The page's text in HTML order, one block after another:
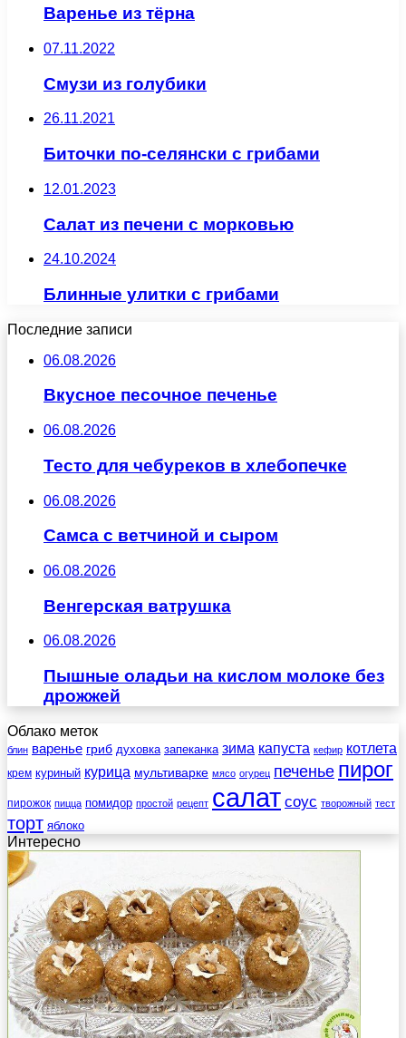
Варенье из тёрна
07.11.2022
Смузи из голубики
26.11.2021
Биточки по-селянски с грибами
12.01.2023
Салат из печени с морковью
24.10.2024
Блинные улитки с грибами
Последние записи
06.08.2026
Вкусное песочное печенье
06.08.2026
Тесто для чебуреков в хлебопечке
06.08.2026
Самса с ветчиной и сыром
06.08.2026
Венгерская ватрушка
06.08.2026
Пышные оладьи на кислом молоке без
дрожжей
Облако меток
блин варенье гриб духовка запеканка зима капуста кефир котлета
крем куриный курица мультиварке мясо огурец печенье пирог
пирожок пицца помидор простой рецепт салат соус творожный тест
торт яблоко
Интересно